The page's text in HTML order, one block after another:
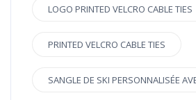
LOGO PRINTED VELCRO CABLE TIES
PRINTED VELCRO CABLE TIES
SANGLE DE SKI PERSONNALISÉE